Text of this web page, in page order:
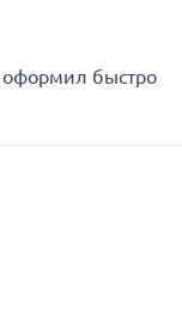
оформил быстро